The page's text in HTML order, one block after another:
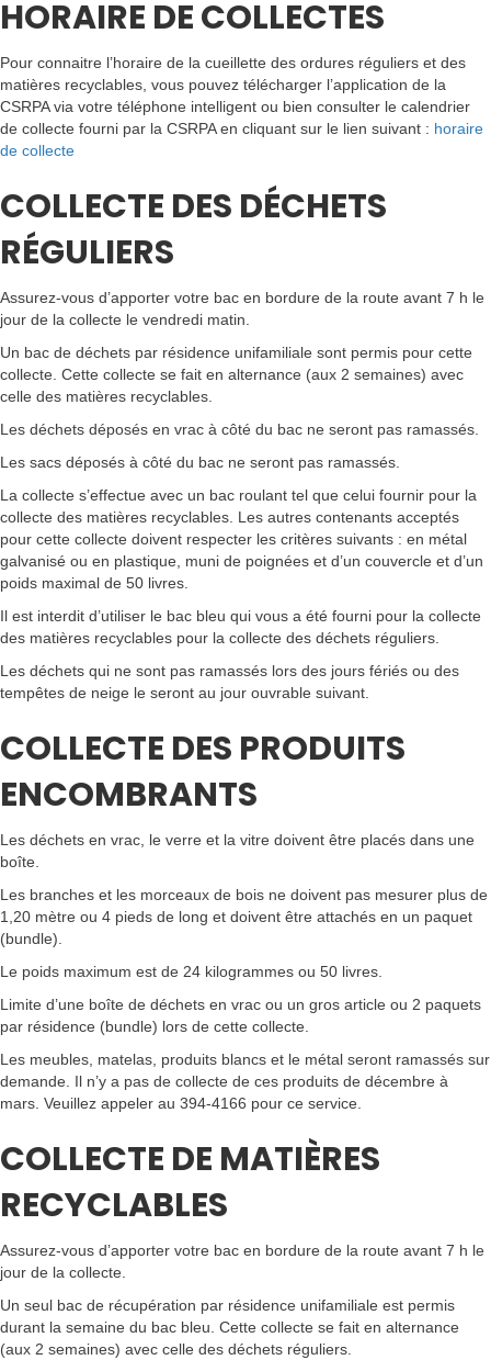
HORAIRE DE COLLECTES
Pour connaitre l’horaire de la cueillette des ordures réguliers et des
matières recyclables, vous pouvez télécharger l’application de la
CSRPA via votre téléphone intelligent ou bien consulter le calendrier
de collecte fourni par la CSRPA en cliquant sur le lien suivant : horaire
de collecte
COLLECTE DES DÉCHETS
RÉGULIERS
Assurez-vous d’apporter votre bac en bordure de la route avant 7 h le
jour de la collecte le vendredi matin.
Un bac de déchets par résidence unifamiliale sont permis pour cette
collecte. Cette collecte se fait en alternance (aux 2 semaines) avec
celle des matières recyclables.
Les déchets déposés en vrac à côté du bac ne seront pas ramassés.
Les sacs déposés à côté du bac ne seront pas ramassés.
La collecte s’effectue avec un bac roulant tel que celui fournir pour la
collecte des matières recyclables. Les autres contenants acceptés
pour cette collecte doivent respecter les critères suivants : en métal
galvanisé ou en plastique, muni de poignées et d’un couvercle et d’un
poids maximal de 50 livres.
Il est interdit d’utiliser le bac bleu qui vous a été fourni pour la collecte
des matières recyclables pour la collecte des déchets réguliers.
Les déchets qui ne sont pas ramassés lors des jours fériés ou des
tempêtes de neige le seront au jour ouvrable suivant.
COLLECTE DES PRODUITS
ENCOMBRANTS
Les déchets en vrac, le verre et la vitre doivent être placés dans une
boîte.
Les branches et les morceaux de bois ne doivent pas mesurer plus de
1,20 mètre ou 4 pieds de long et doivent être attachés en un paquet
(bundle).
Le poids maximum est de 24 kilogrammes ou 50 livres.
Limite d’une boîte de déchets en vrac ou un gros article ou 2 paquets
par résidence (bundle) lors de cette collecte.
Les meubles, matelas, produits blancs et le métal seront ramassés sur
demande. Il n’y a pas de collecte de ces produits de décembre à
mars. Veuillez appeler au 394-4166 pour ce service.
COLLECTE DE MATIÈRES
RECYCLABLES
Assurez-vous d’apporter votre bac en bordure de la route avant 7 h le
jour de la collecte.
Un seul bac de récupération par résidence unifamiliale est permis
durant la semaine du bac bleu. Cette collecte se fait en alternance
(aux 2 semaines) avec celle des déchets réguliers.